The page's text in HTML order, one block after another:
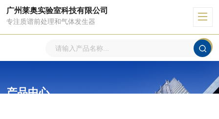
广州莱奥实验室科技有限公司
专注质谱前处理和气体发生器
产品中心